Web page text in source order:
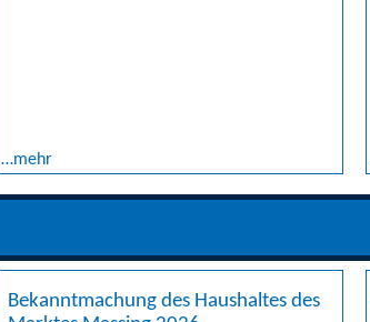
…mehr
Bekanntmachung des Haushaltes des